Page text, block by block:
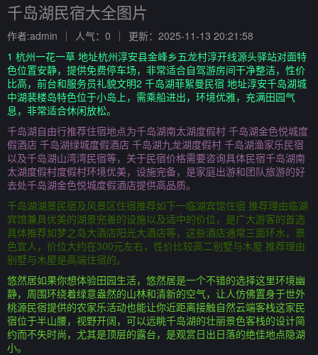
千岛湖民宿大全图片
作者:admin 人气：0
更新：2025-11-13 20:21:58
1 杭州一花一草 地址杭州淳安县金峰乡五龙村淳开线源头驿站对面特
色位置安静，提供免费停车场，非常适合自驾游房间干净整洁，性价
比高，前台和服务员礼貌文明2 千岛湖菲絮曼民宿 地址淳安千岛湖城
中湖裴楼岛特色位于小岛上，需乘船进出，环境优雅，充满田园气
息，非常适合休闲放松。
千岛湖自由行推荐住宿地点为千岛湖南太湖度假村 千岛湖金色悦城度
假酒店 千岛湖绿城度假酒店 千岛湖九龙湖度假村 千岛湖渔家乐民宿
以及千岛湖山湾湾民宿等，关于民宿价格需要咨询具体民宿千岛湖南
太湖度假村度假村环境优美，设施完备，是家庭出游和团队旅游的好
去处千岛湖金色悦城度假酒店提供高品质。
千岛湖湖景民宿及风景区住宿推荐如下一临湖宾馆住宿 推荐理由临湖
宾馆兼具优美的湖景完善的设施以及适中的价位，是广大游客的首选
具体推荐如梦之岛大酒店阳光大酒店等，这些酒店通常三面环水，景
色宜人，价位大约在300元左右，性价比较高二别墅与木屋 推荐理由
别墅与木屋是高端住宿的。
悠然居如果你想体验田园生活，悠然居是一个不错的选择这里环境幽
静，周围环绕着绿意盎然的山林和清新的空气，让人仿佛置身于世外
桃源民宿提供的农家乐活动也能让你近距离接触自然云端客栈这家民
宿位于半山腰，视野开阔，可以远眺千岛湖的壮丽景色客栈的设计简
约而不失时尚，尤其是顶层的露台，是观赏日出日落的绝佳地点隐湖
小。